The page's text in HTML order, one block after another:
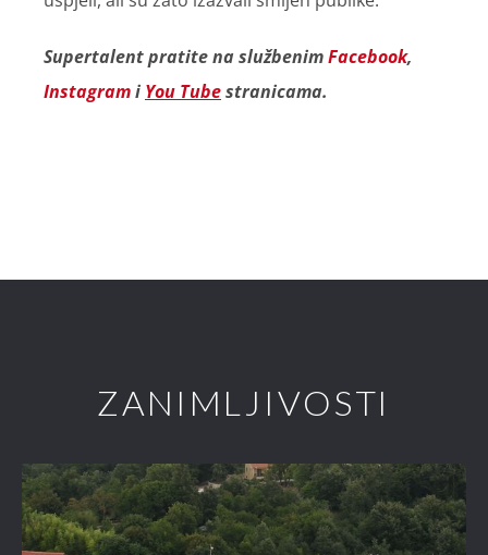
Supertalent pratite na službenimFacebook,
Instagrami You Tubestranicama.
ZANIMLJIVOSTI